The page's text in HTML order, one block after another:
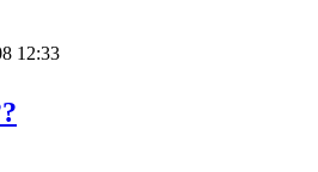
12:33